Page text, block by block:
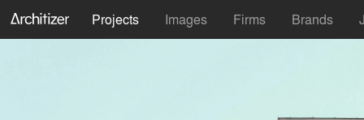
Projects Images Firms Brands